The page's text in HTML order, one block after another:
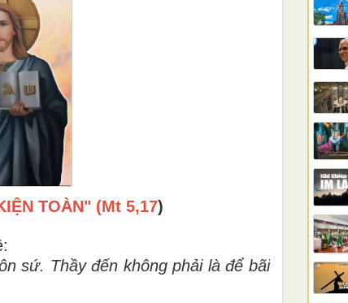
TOÀN" (Mt 5,17)
sứ. Thầy đến không phải là để bãi